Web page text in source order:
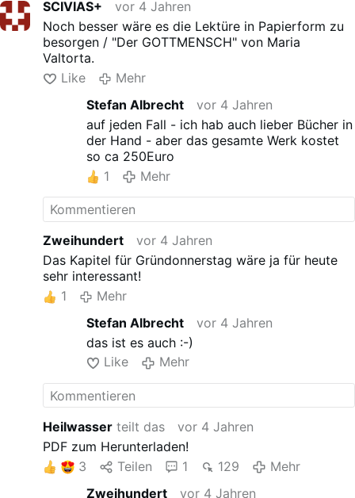
SCIVIAS+
vor 4 Jahren
Noch besser wäre es die Lektüre in Papierform zu
besorgen / "Der GOTTMENSCH" von Maria
Valtorta.
Like
Mehr
Stefan Albrecht
vor 4 Jahren
auf jeden Fall - ich hab auch lieber Bücher in
der Hand - aber das gesamte Werk kostet
so ca 250Euro
1
Mehr
Zweihundert
vor 4 Jahren
Das Kapitel für Gründonnerstag wäre ja für heute
sehr interessant!
1
Mehr
Stefan Albrecht
vor 4 Jahren
das ist es auch :-)
Like
Mehr
Heilwasser teilt das
vor 4 Jahren
PDF zum Herunterladen!
3
Teilen 1 129
Mehr
Zweihundert
vor 4 Jahren